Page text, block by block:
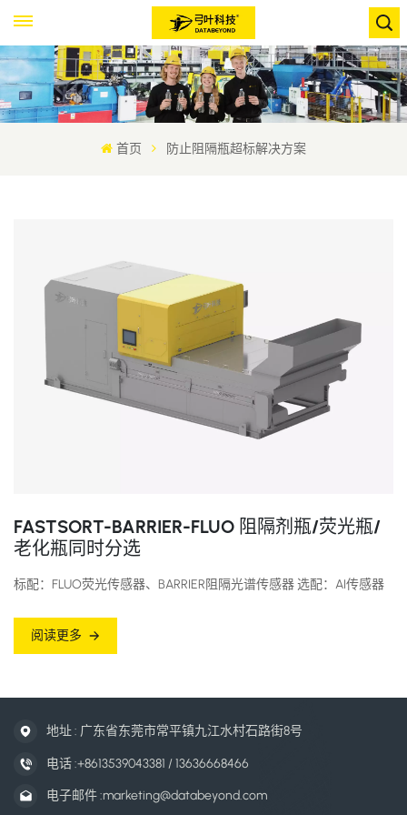
首页 防止阻隔瓶超标解决方案
FASTSORT-BARRIER-FLUO 阻隔剂瓶/荧光瓶/
老化瓶同时分选
标配：FLUO荧光传感器、BARRIER阻隔光谱传感器 选配：AI传感器
阅读更多
地址 : 广东省东莞市常平镇九江水村石路街8号
电话 :+8613539043381 / 13636668466
电子邮件 :marketing@databeyond.com